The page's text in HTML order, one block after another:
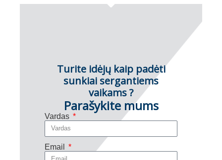
Turite idėjų kaip padėti
sunkiai sergantiems
vaikams ?
Parašykite mums
Vardas
Email